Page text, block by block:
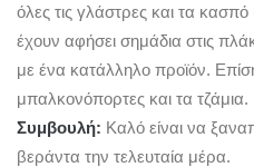
όλες τις γλάστρες και τα
έχουν αφήσει σημάδια στις
με ένα κατάλληλο προϊόν.
μπαλκονόπορτες και τα τζάμια.
Συμβουλή: Καλό είναι να
βεράντα την τελευταία μέρα.